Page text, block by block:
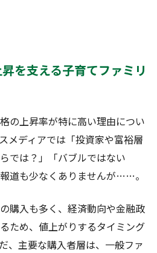
を支える子育てファミリ
の上昇率が特に高い理由につい
メディアでは「投資家や富裕層
では？」「バブルではない
道も少なくありませんが……。
購入も多く、経済動向や金融政
ため、値上がりするタイミング
、主要な購入者層は、一般ファ